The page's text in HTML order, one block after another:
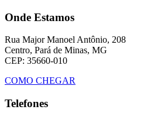
Onde Estamos
Rua Major Manoel Antônio, 208
Centro, Pará de Minas, MG
CEP: 35660-010
COMO CHEGAR
Telefones